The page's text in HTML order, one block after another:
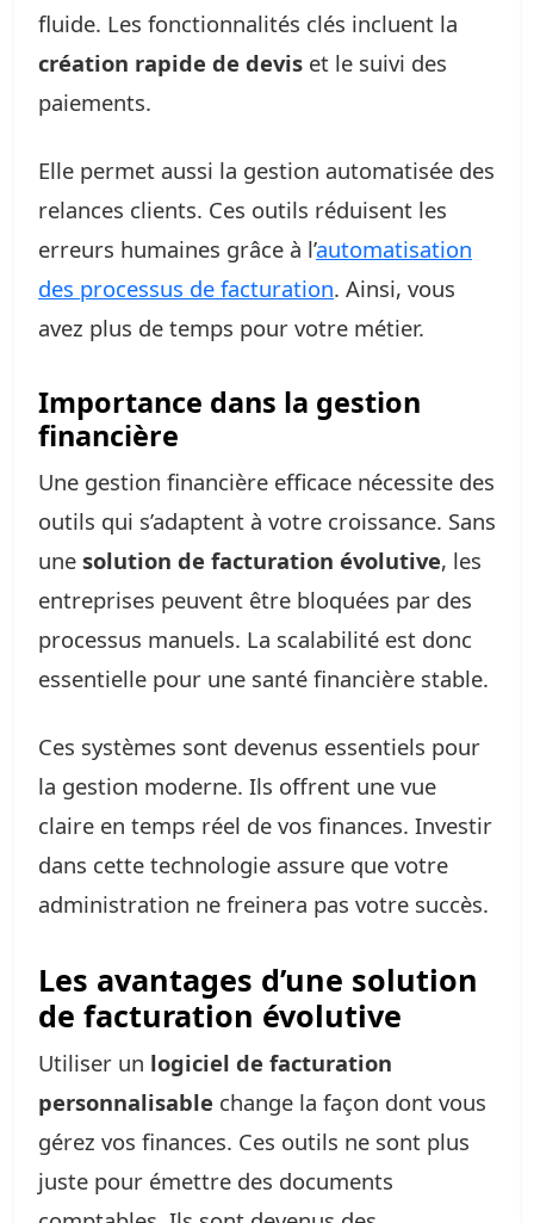
fluide. Les fonctionnalités clés incluent la
création rapide de devis et le suivi des
paiements.
Elle permet aussi la gestion automatisée des
relances clients. Ces outils réduisent les
erreurs humaines grâce à l’automatisation
des processus de facturation. Ainsi, vous
avez plus de temps pour votre métier.
Importance dans la gestion
financière
Une gestion financière efficace nécessite des
outils qui s’adaptent à votre croissance. Sans
une solution de facturation évolutive, les
entreprises peuvent être bloquées par des
processus manuels. La scalabilité est donc
essentielle pour une santé financière stable.
Ces systèmes sont devenus essentiels pour
la gestion moderne. Ils offrent une vue
claire en temps réel de vos finances. Investir
dans cette technologie assure que votre
administration ne freinera pas votre succès.
Les avantages d’une solution
de facturation évolutive
Utiliser un logiciel de facturation
personnalisable change la façon dont vous
gérez vos finances. Ces outils ne sont plus
juste pour émettre des documents